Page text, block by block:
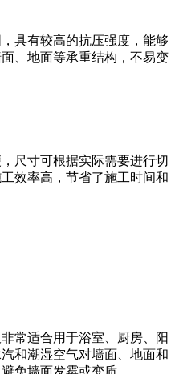
具有较高的抗压强度，能够
、地面等承重结构，不易变
尺寸可根据实际需要进行切
效率高，节省了施工时间和
常适合用于浴室、厨房、阳
和潮湿空气对墙面、地面和
免墙面发霉或变质。